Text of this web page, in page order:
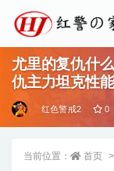
尤里的复仇什
仇主力坦克性
红色警戒2 0
当前位置： 首页